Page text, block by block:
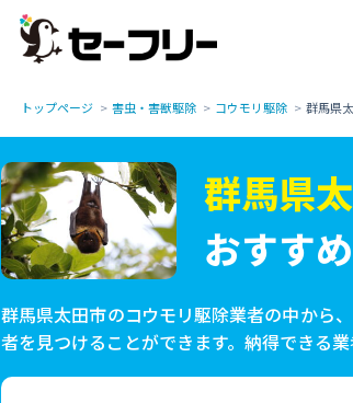
トップページ 害虫・害獣駆除 コウモリ駆除 群馬県
群馬県
おすす
群馬県太田市のコウモリ駆除業者の中から
者を見つけることができます。納得できる